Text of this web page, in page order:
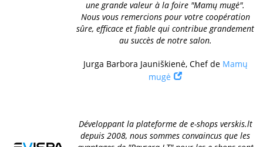
une grande valeur à la foire "Mamų mugė".
Nous vous remercions pour votre coopération
sûre, efficace et fiable qui contribue grandement
au succès de notre salon.
Jurga Barbora Jauniškienė, Chef de Mamų
mugė
Développant la plateforme de e-shops verskis.lt
depuis 2008, nous sommes convaincus que les